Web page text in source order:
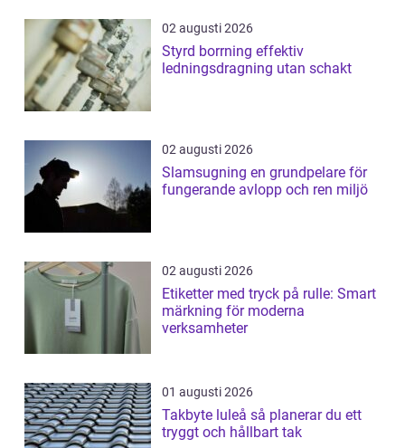
02 augusti 2026
Styrd borrning effektiv
ledningsdragning utan schakt
02 augusti 2026
Slamsugning en grundpelare för
fungerande avlopp och ren miljö
02 augusti 2026
Etiketter med tryck på rulle: Smart
märkning för moderna
verksamheter
01 augusti 2026
Takbyte luleå så planerar du ett
tryggt och hållbart tak